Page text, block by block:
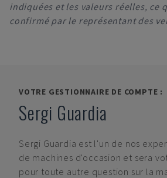
indiquées et les valeurs réelles, ce
confirmé par le représentant des
VOTRE GESTIONNAIRE DE COMPTE :
Sergi Guardia
Sergi Guardia est l'un de nos
de machines d'occasion et sera
pour toute autre question sur la